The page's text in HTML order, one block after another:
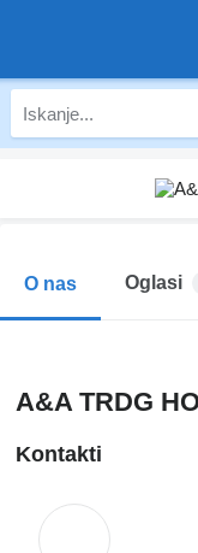
O nas Oglasi
A&A TRDG
Kontakti